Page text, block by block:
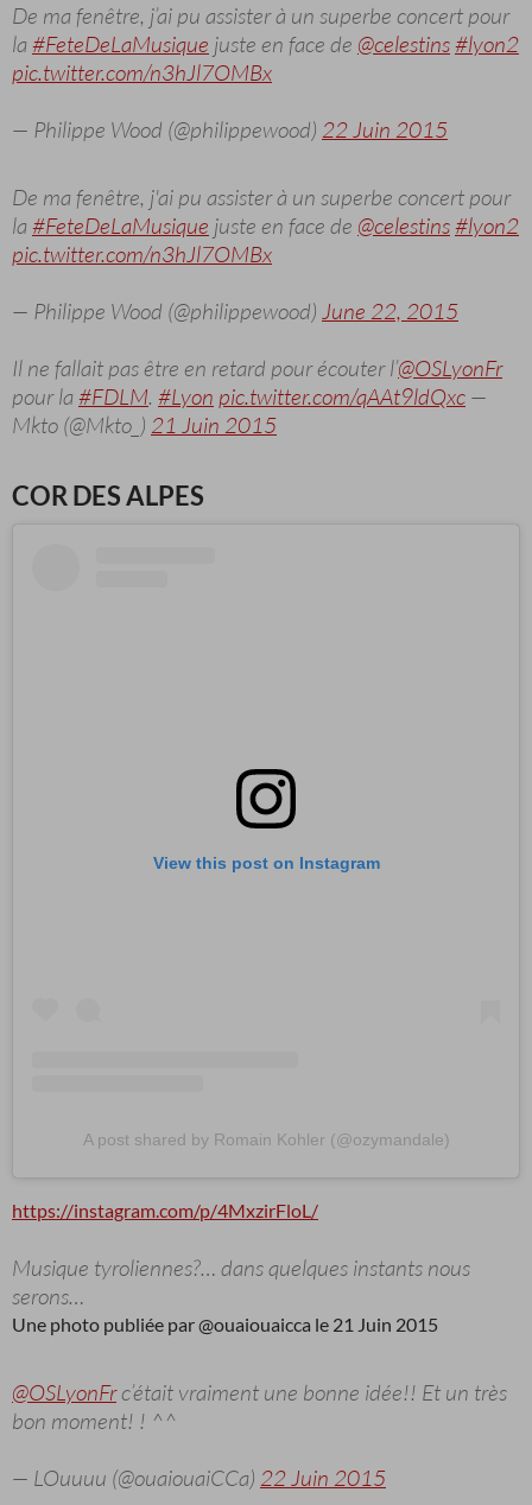
De ma fenêtre, j’ai pu assister à un superbe concert pour
la #FeteDeLaMusique juste en face de @celestins#lyon2
pic.twitter.com/n3hJl7OMBx
— Philippe Wood (@philippewood) 22 Juin 2015
De ma fenêtre, j'ai pu assister à un superbe concert pour
la #FeteDeLaMusique juste en face de @celestins#lyon2
pic.twitter.com/n3hJl7OMBx
— Philippe Wood (@philippewood) June 22, 2015
Il ne fallait pas être en retard pour écouter l’@OSLyonFr
pour la #FDLM. #Lyon pic.twitter.com/qAAt9ldQxc —
Mkto (@Mkto_) 21 Juin 2015
COR DES ALPES
View this post on Instagram
A post shared by Romain Kohler (@ozymandale)
https://instagram.com/p/4MxzirFloL/
Musique tyroliennes?… dans quelques instants nous
serons…
Une photo publiée par @ouaiouaicca le 21 Juin 2015
@OSLyonFrc’était vraiment une bonne idée!! Et un très
bon moment! ! ^^
— LOuuuu (@ouaiouaiCCa) 22 Juin 2015